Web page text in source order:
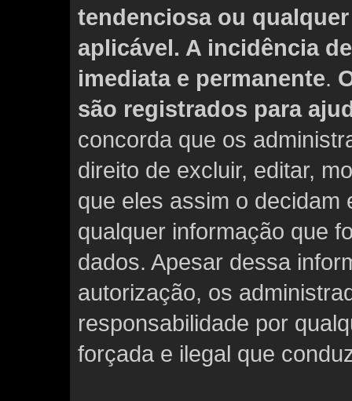
tendenciosa ou
aplicável. A incidência
imediata e permanente.
são registrados para
concorda que os
direito de excluir, editar,
que eles assim o decidam
qualquer informação que
dados. Apesar dessa
autorização, os
responsabilidade por
forçada e ilegal que